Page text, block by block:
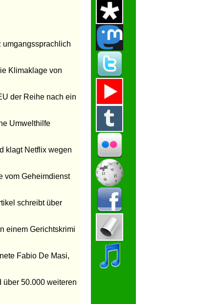
umgangssprachlich
Klimaklage von
der Reihe nach ein
Umwelthilfe
klagt Netflix wegen
vom Geheimdienst
schreibt über
einem Gerichtskrimi
Fabio De Masi,
über 50.000 weiteren